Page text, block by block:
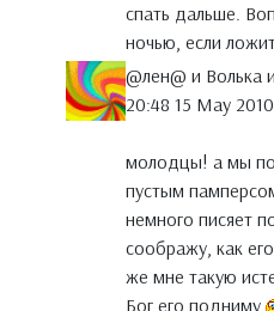
спать дальше.
ночью, если
@лен@ и Волька
20:48 15 May 2010
молодцы! а мы
пустым
немного писяет
соображу, как
же мне такую
Бог его подниму